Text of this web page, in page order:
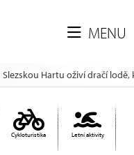
MENU
Slezskou Hartu oživí dračí
Cykloturistika Letní aktivity